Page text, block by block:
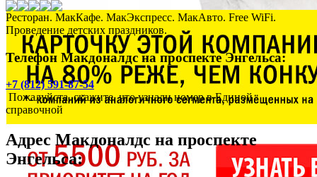
Ресторан. МакКафе. МакЭкспресс. МакАвто. Free WiFi.
Проведение детских праздников.
Телефон Макдоналдс на проспекте Энгельса:
+7 (812) 591-87-54
Пожалуйста, скажите, что узнали номер в Единой
справочной
Адрес Макдоналдс на проспекте
Энгельса: